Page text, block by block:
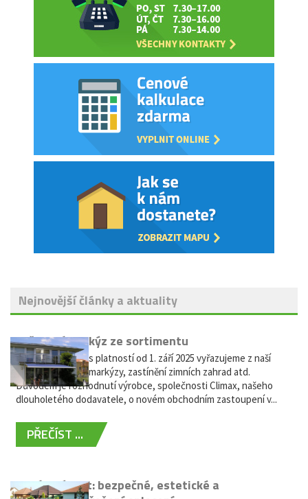
Nejnovější články a aktuality
Vyřazení markýz ze sortimentu
Vážení zákazníci, s platností od 1. září 2025 vyřazujeme z naší
nabídky výsuvné markýzy, zastínění zimních zahrad atd.
Důvodem je rozhodnutí výrobce, společnosti Climax, našeho
dlouholetého dodavatele, o novém obchodním zastoupení v...
PŘEČÍST ...
Hliníkový plot: bezpečné, estetické a